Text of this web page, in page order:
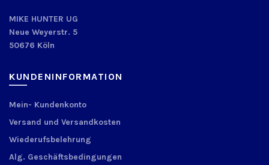
MIKE HUNTER UG
Neue Weyerstr. 5
50676 Köln
KUNDENINFORMATION
Mein- Kundenkonto
Versand und Versandkosten
Wiederufsbelehrung
Alg. Geschäftsbedingungen